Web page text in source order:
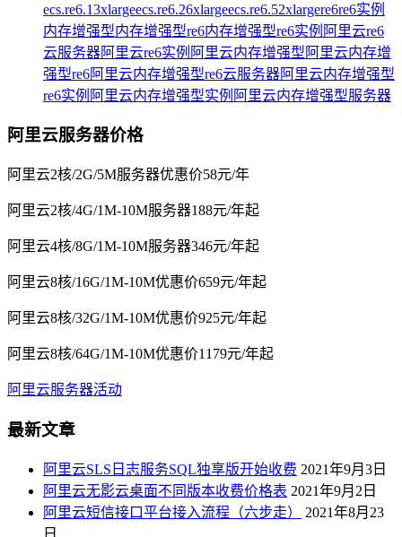
ecs.re6.13xlargeecs.re6.26xlargeecs.re6.52xlargere6re6实例
内存增强型内存增强型re6内存增强型re6实例 阿里云re6
云服务器阿里云re6实例 阿里云内存增强型 阿里云内存增
强型re6阿里云内存增强型re6云服务器阿里云内存增强型
re6实例 阿里云内存增强型实例 阿里云内存增强型服务器
阿里云服务器价格
阿里云2核/2G/5M服务器优惠价58元/年
阿里云2核/4G/1M-10M服务器188元/年起
阿里云4核/8G/1M-10M服务器346元/年起
阿里云8核/16G/1M-10M优惠价659元/年起
阿里云8核/32G/1M-10M优惠价925元/年起
阿里云8核/64G/1M-10M优惠价1179元/年起
阿里云服务器活动
最新文章
阿里云SLS日志服务SQL独享版开始收费 2021年9月3日
阿里云无影云桌面不同版本收费价格表 2021年9月2日
阿里云短信接口平台接入流程（六步走）
2021年8月23
日